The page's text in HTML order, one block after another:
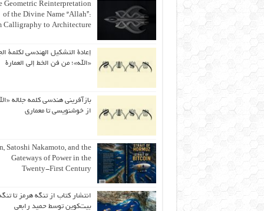
Geometric Reinterpretation
of the Divine Name “Allah”:
Calligraphy to Architecture
إعادة التشكيل الهندسي لكلمة
«الله»؛ من فن الخط إلى العمارة
بازآفرینی هندسی کلمه جلاله
از خوشنویسی تا معماری
Satoshi Nakamoto, and the
Gateways of Power in the
Twenty-First Century
انتشار کتاب از تنگه هرمز تا
بیت‌کوین توسط حمید رابعی